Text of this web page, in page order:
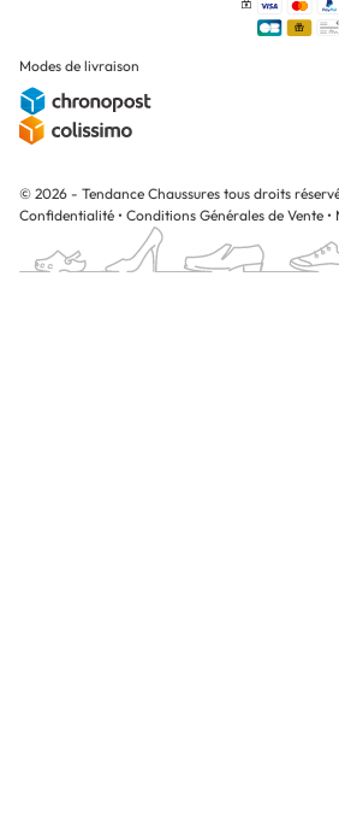
Modes de livraison
© 2026 - Tendance Chaussures tous droits
Confidentialité • Conditions Générales de Vente •